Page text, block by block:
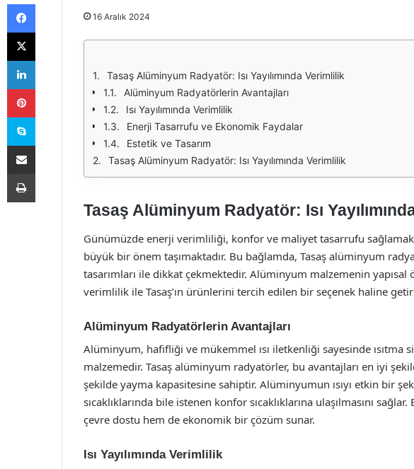
16 Aralık 2024
Tasaş Alüminyum Radyatör: Isı Yayılımında Verimlilik
Alüminyum Radyatörlerin Avantajları
Isı Yayılımında Verimlilik
Enerji Tasarrufu ve Ekonomik Faydalar
Estetik ve Tasarım
Tasaş Alüminyum Radyatör: Isı Yayılımında Verimlilik
Tasaş Alüminyum Radyatör: Isı
Günümüzde enerji verimliliği, konfor ve maliyet tasarrufu sağlamak
büyük bir önem taşımaktadır. Bu bağlamda, Tasaş alüminyum
tasarımları ile dikkat çekmektedir. Alüminyum malzemenin yapısal
verimlilik ile Tasaş’ın ürünlerini tercih edilen bir seçenek haline
Alüminyum Radyatörlerin Avantajları
Alüminyum, hafifliği ve mükemmel ısı iletkenliği sayesinde ısıtma
malzemedir. Tasaş alüminyum radyatörler, bu avantajları en iyi
şekilde yayma kapasitesine sahiptir. Alüminyumun ısıyı etkin bir
sıcaklıklarında bile istenen konfor sıcaklıklarına ulaşılmasını
çevre dostu hem de ekonomik bir çözüm sunar.
Isı Yayılımında Verimlilik
Facebook
X
LinkedIn
Pinterest
Skype
E-Posta ile paylaş